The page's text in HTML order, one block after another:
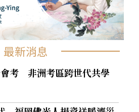
最新消息
考 非洲考區跨世代共學